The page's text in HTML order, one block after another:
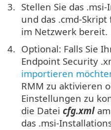
Stellen Sie das
und das .cmd-
im Netzwerk bereit.
Optional: Falls Sie
Endpoint Security
importieren
RMM zu aktivieren
Einstellungen zu
die Datei cfg.xml
das .msi-